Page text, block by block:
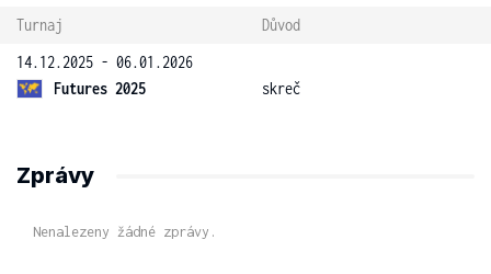
Turnaj
Důvod
14.12.2025 - 06.01.2026
Futures 2025
skreč
Zprávy
Nenalezeny žádné zprávy.